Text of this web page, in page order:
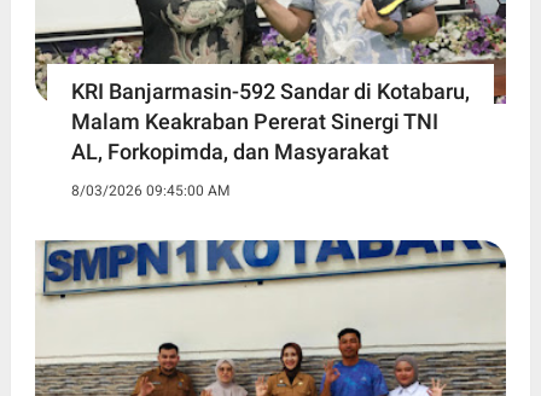
KRI Banjarmasin-592 Sandar di Kotabaru,
Malam Keakraban Pererat Sinergi TNI
AL, Forkopimda, dan Masyarakat
8/03/2026 09:45:00 AM